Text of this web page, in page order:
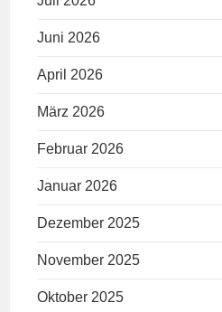
Juni 2026
April 2026
März 2026
Februar 2026
Januar 2026
Dezember 2025
November 2025
Oktober 2025